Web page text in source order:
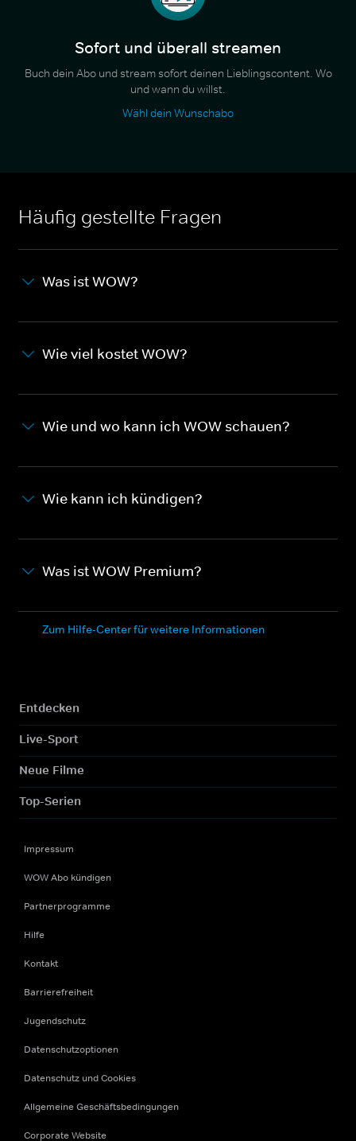
Sofort und überall streamen
Buch dein Abo und stream sofort deinen Lieblingscontent. Wo
und wann du willst.
Wähl dein Wunschabo
Häufig gestellte Fragen
Was ist WOW?
Wie viel kostet WOW?
Wie und wo kann ich WOW schauen?
Wie kann ich kündigen?
Was ist WOW Premium?
Zum Hilfe-Center für weitere Informationen
Entdecken
Live-Sport
Neue Filme
Top-Serien
Impressum
WOW Abo kündigen
Partnerprogramme
Hilfe
Kontakt
Barrierefreiheit
Jugendschutz
Datenschutzoptionen
Datenschutz und Cookies
Allgemeine Geschäftsbedingungen
Corporate Website